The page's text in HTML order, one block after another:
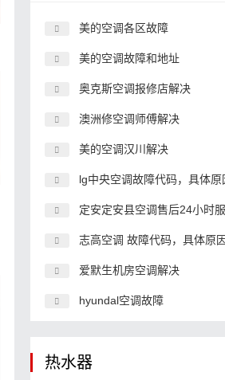
美的空调各区故障
美的空调故障和地址
奥克斯空调报修店解决
澳洲修空调师傅解决
美的空调汉川解决
lg中央空调故障代码，具体原因和
定安定安县空调售后24小时服务电话,空调客
志高空调 故障代码，具体原因和解
爱默生机房空调解决
hyundal空调故障
热水器